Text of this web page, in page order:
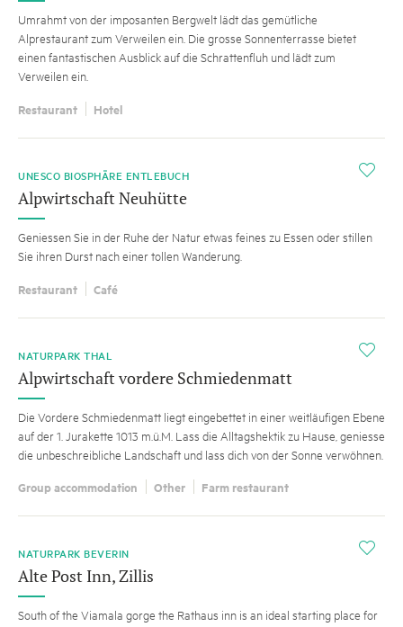
Umrahmt von der imposanten Bergwelt lädt das gemütliche
Alprestaurant zum Verweilen ein. Die grosse Sonnenterrasse bietet
einen fantastischen Ausblick auf die Schrattenfluh und lädt zum
Verweilen ein.
Restaurant Hotel
i
UNESCO BIOSPHÄRE ENTLEBUCH
Alpwirtschaft Neuhütte
Geniessen Sie in der Ruhe der Natur etwas feines zu Essen oder stillen
Sie ihren Durst nach einer tollen Wanderung.
Restaurant Café
i
NATURPARK THAL
Alpwirtschaft vordere Schmiedenmatt
Die Vordere Schmiedenmatt liegt eingebettet in einer weitläufigen Ebene
auf der 1. Jurakette 1013 m.ü.M. Lass die Alltagshektik zu Hause, geniesse
die unbeschreibliche Landschaft und lass dich von der Sonne verwöhnen.
Group accommodation Other Farm restaurant
i
NATURPARK BEVERIN
Alte Post Inn, Zillis
South of the Viamala gorge the Rathaus inn is an ideal starting place for